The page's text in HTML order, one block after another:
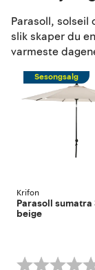
Parasoll, solseil
slik skaper du
varmeste
Sesongsalg
Krifon
Parasoll
beige